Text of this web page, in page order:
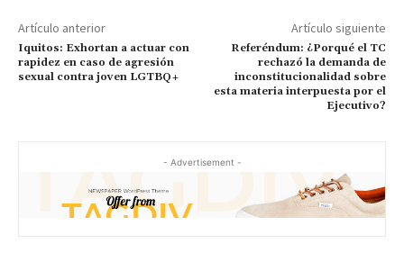
Artículo anterior
Iquitos: Exhortan a actuar con
rapidez en caso de agresión
sexual contra joven LGTBQ+
Artículo siguiente
Referéndum: ¿Porqué el TC
rechazó la demanda de
inconstitucionalidad sobre
esta materia interpuesta por el
Ejecutivo?
- Advertisement -